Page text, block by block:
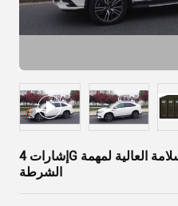
إشارات 4G مركبة شنت تشويش السلامة العالية لمهمة
الشرطة